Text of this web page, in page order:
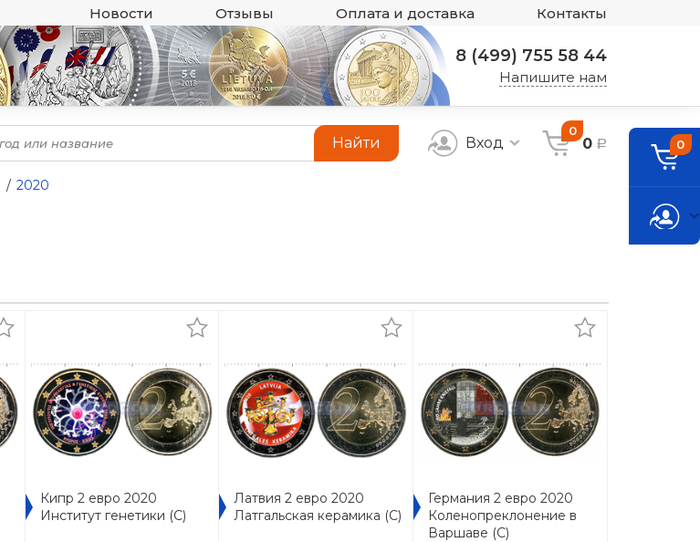
Новости Отзывы Оплата и доставка Контакты
8 (499) 755 58 44
Напишите нам
Найти Вход
0
0 a
2020
Кипр 2 евро 2020
Институт генетики (C)
Латвия 2 евро 2020
Латгальская керамика (C)
Германия 2 евро 2020
Коленопреклонение в
Варшаве (C)
0